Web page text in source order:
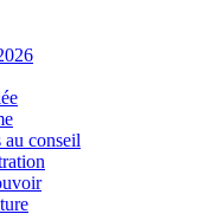
au conseil